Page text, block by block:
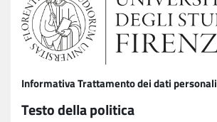
Informativa Trattamento dei dati personali
Testo della politica